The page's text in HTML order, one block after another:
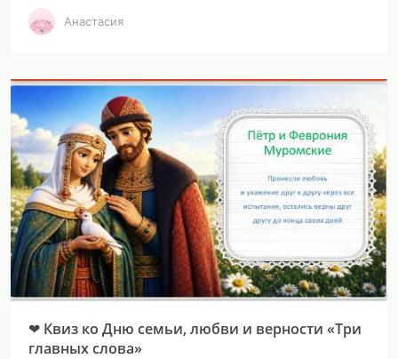
Анастасия
❤ Квиз ко Дню семьи, любви и верности «Три
главных слова»